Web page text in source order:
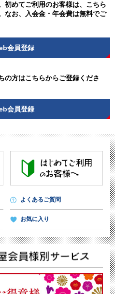
初めてご利用のお客様は、こちら
なお、入会金・年会費は無料でご
会員登録
の方はこちらからご登録くださ
会員登録
よくあるご質問
お気に入り